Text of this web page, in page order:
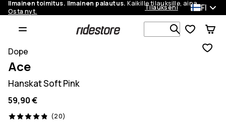
Ilmainen toimitus. Ilmainen palautus. Kaikille tilauksille, aina.
Osta nyt.
Tilaukseni FI
Etsi 1 000+
Dope
Ace
Hanskat Soft Pink
59,90 €
(20)
20 arvostelut, 4.9/5